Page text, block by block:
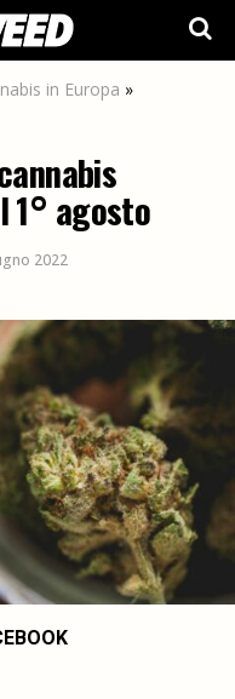
in Europa »
1° agosto
2022